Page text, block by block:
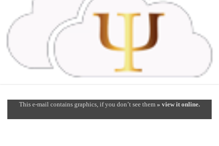
This e-mail contains graphics, if you don’t see them » view it online.